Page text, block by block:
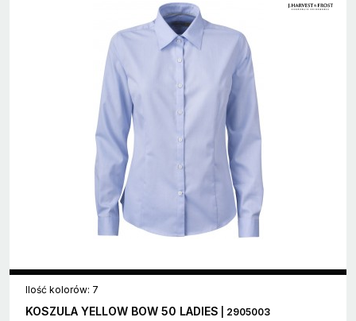
Ilość kolorów: 7
KOSZULA YELLOW BOW 50 LADIES | 2905003